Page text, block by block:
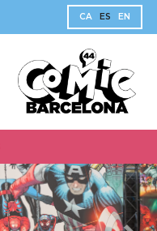
CA ES EN